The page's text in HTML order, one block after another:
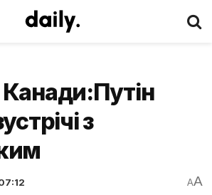
з
AA